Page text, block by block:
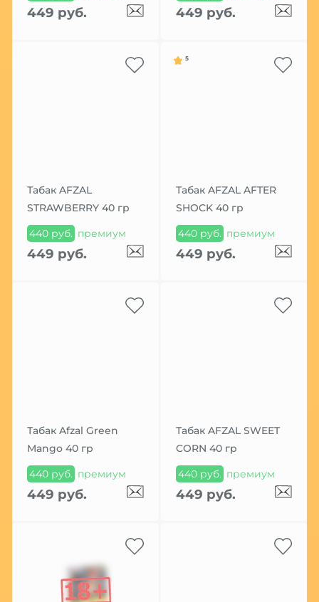
449 руб. 449 руб.
Табак AFZAL
STRAWBERRY 40 гр
440 руб. премиум
449 руб.
5
Табак AFZAL AFTER
SHOCK 40 гр
440 руб. премиум
449 руб.
Табак Afzal Green
Mango 40 гр
440 руб. премиум
449 руб.
Табак AFZAL SWEET
CORN 40 гр
440 руб. премиум
449 руб.